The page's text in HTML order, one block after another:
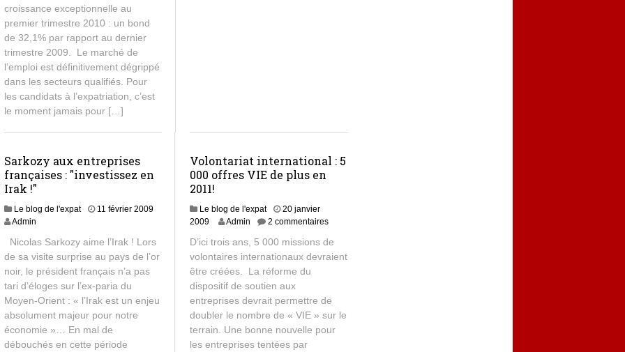
croissance exceptionnelle au
premier trimestre 2010 : un bond
de 32,1% par rapport au dernier
trimestre 2009. Le marché de
l’emploi est définitivement dégrippé
dans les secteurs qualifiés. Pour
les candidats à l’expatriation, c’est
le moment jamais pour […]
Sarkozy aux entreprises
françaises : "investissez en
Irak !"
Le blog de l'expat
11 février 2009
Admin
Nicolas Sarkozy aime l’Irak ! Lors
de sa visite surprise au pays de l’or
noir, le président français n’a pas
tari d’éloges sur l’ex-paria du
Moyen-Orient : « l’Irak est un enjeu
absolument majeur pour notre
économie »… En mal de
débouchés en cette période
Volontariat international : 5
000 offres VIE de plus en
2011!
Le blog de l'expat
20 janvier
2009
Admin 2 commentaires
D’ici trois ans, 5 000 missions de
volontaires internationaux devraient
être créées. La réforme du
dispositif de soutien aux
entreprises devrait permettre de
doubler le nombre de « VIE » sur le
terrain. Une bonne nouvelle pour
les entreprises tentées par